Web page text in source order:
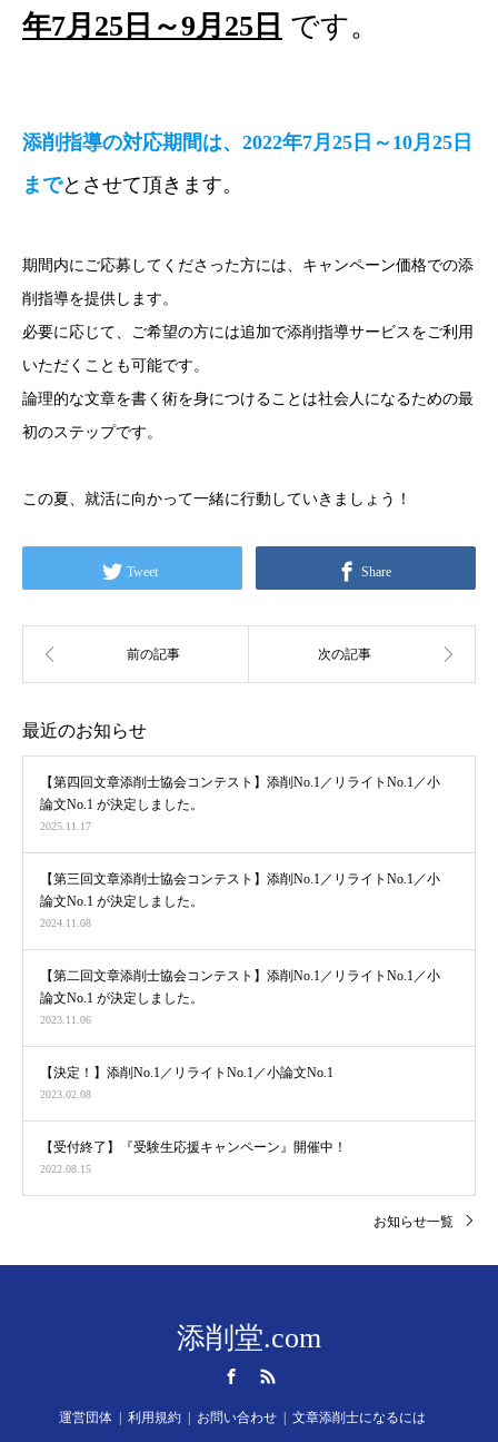
年7月25日～9月25日 です。
添削指導の対応期間は、2022年7月25日～10月25日
までとさせて頂きます。
期間内にご応募してくださった方には、キャンペーン価格での添
削指導を提供します。
必要に応じて、ご希望の方には追加で添削指導サービスをご利用
いただくことも可能です。
論理的な文章を書く術を身につけることは社会人になるための最
初のステップです。
この夏、就活に向かって一緒に行動していきましょう！
Tweet Share
最近のお知らせ
【第四回文章添削士協会コンテスト】添削No.1／リライトNo.1／小
論文No.1 が決定しました。
2025.11.17
【第三回文章添削士協会コンテスト】添削No.1／リライトNo.1／小
論文No.1 が決定しました。
2024.11.08
【第二回文章添削士協会コンテスト】添削No.1／リライトNo.1／小
論文No.1 が決定しました。
2023.11.06
【決定！】添削No.1／リライトNo.1／小論文No.1
2023.02.08
【受付終了】『受験生応援キャンペーン』開催中！
2022.08.15
お知らせ一覧
添削堂.com
運営団体 利用規約 お問い合わせ 文章添削士になるには